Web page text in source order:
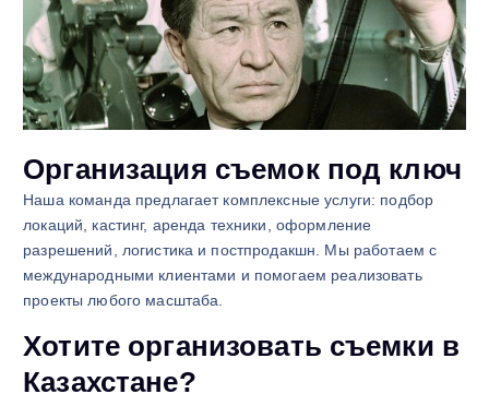
Организация съемок под ключ
Наша команда предлагает комплексные услуги: подбор
локаций, кастинг, аренда техники, оформление
разрешений, логистика и постпродакшн. Мы работаем с
международными клиентами и помогаем реализовать
проекты любого масштаба.
Хотите организовать съемки в
Казахстане?